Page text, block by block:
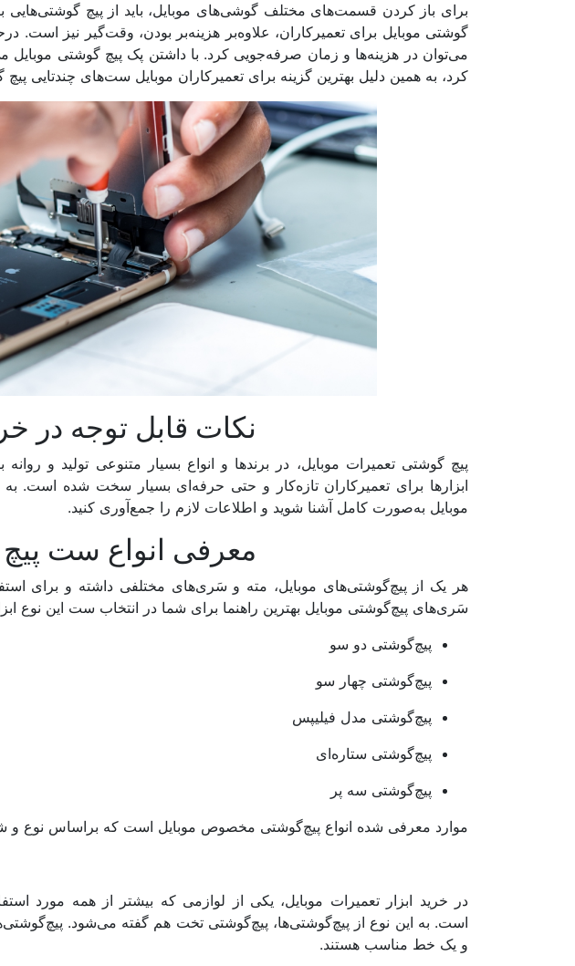
برای باز کردن قسمت‌های مختلف گوشی‌های موبایل، باید از پیچ‌ گوشتی‌هایی
گوشتی موبایل برای تعمیرکاران، علاوه‌بر هزینه‌بر بودن، وقت‌گیر نیز است.
می‌توان در هزینه‌ها و زمان صرفه‌جویی کرد. با داشتن پک پیچ گوشتی موبایل
کرد، به همین دلیل بهترین گزینه برای تعمیرکاران موبایل ست‌های چندتایی
​نکات قابل توجه در
پیچ‌ گوشتی تعمیرات موبایل، در برندها و انواع بسیار متنوعی تولید و
ابزارها برای تعمیرکاران تازه‌کار و حتی حرفه‌‌ای بسیار سخت شده است. به
موبایل به‌صورت کامل آشنا شوید و اطلاعات لازم را جمع‌آوری کنید.
​معرفی انواع ست
هر یک از پیچ‌گوشتی‌‌های موبایل، مته و سَری‌های مختلفی داشته و برای
سَری‌های پیچ‌گوشتی موبایل بهترین راهنما برای شما در انتخاب ست این نوع
پیچ‌گوشتی دو سو
پیچ‌گوشتی چهار سو
پیچ‌گوشتی مدل فیلیپس
پیچ‌گوشتی ستاره‌ای
پیچ‌گوشتی سه پر
موارد معرفی شده انواع پیچ‌گوشتی مخصوص موبایل است که براساس نوع و
در خرید ابزار تعمیرات موبایل، یکی از لوازمی که بیشتر از همه مورد
است. به این نوع از پیچ‌گوشتی‌ها، پیچ‌گوشتی تخت هم گفته می‌شود.
و یک خط مناسب هستند.